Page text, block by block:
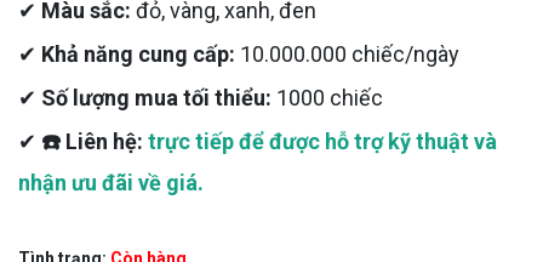
✔ Màu sắc: đỏ, vàng, xanh, đen
✔ Khả năng cung cấp: 10.000.000 chiếc/ngày
✔ Số lượng mua tối thiểu: 1000 chiếc
✔ ☎️ Liên hệ: trực tiếp để được hỗ trợ kỹ thuật và
nhận ưu đãi về giá.